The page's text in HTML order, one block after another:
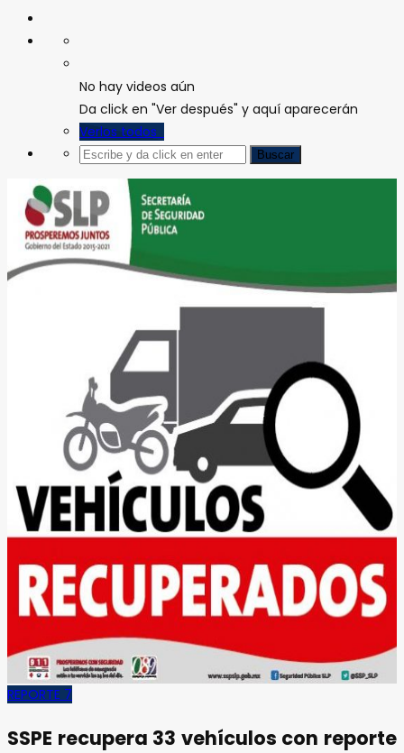
No hay videos aún
Da click en "Ver después" y aquí aparecerán
Verlos todos
REPORTE 7
SSPE recupera 33 vehículos con reporte